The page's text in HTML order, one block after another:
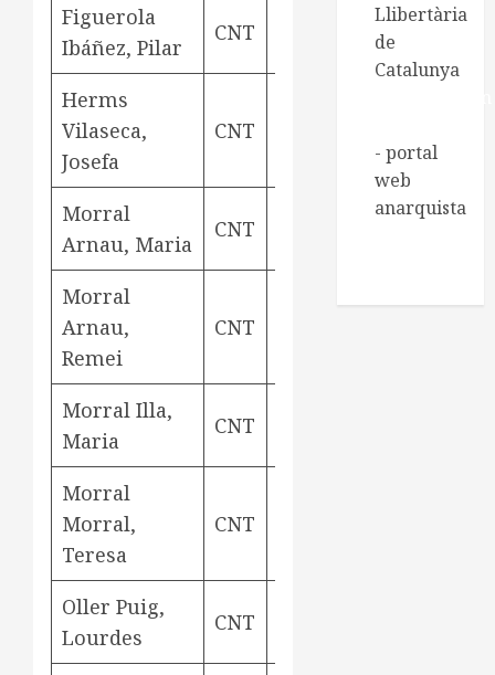
Figuerola
Ibáñez, Pilar
CNT
Herms
Vilaseca,
Josefa
CNT
Morral
Arnau, Maria
CNT
Morral
Arnau,
Remei
CNT
Morral Illa,
Maria
CNT
Morral
Morral,
Teresa
CNT
Oller Puig,
Lourdes
CNT
Llibertària
de
Catalunya
- portal
web
anarquista